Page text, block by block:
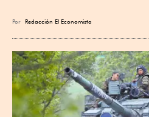
Por Redacción El Economista